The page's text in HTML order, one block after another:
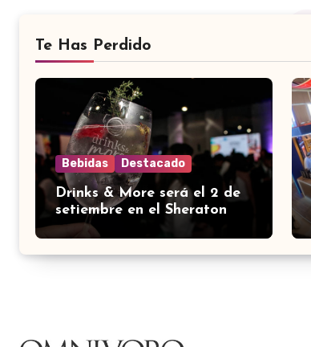
Te Has Perdido
Bebidas Destacado
Drinks & More será el 2 de
setiembre en el Sheraton